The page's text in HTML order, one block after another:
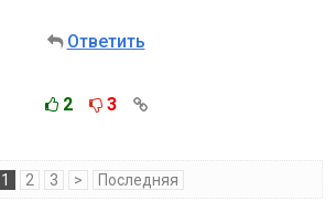
Ответить
2 3
1 2 3 > Последняя